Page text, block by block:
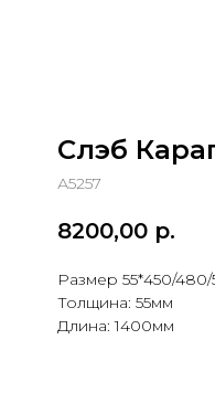
Слэб
А5257
8200,00 р.
Размер 55*450/
Толщина: 55мм
Длина: 1400мм